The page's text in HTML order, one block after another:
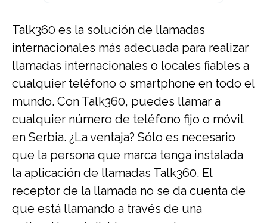
Talk360 es la solución de llamadas
internacionales más adecuada para realizar
llamadas internacionales o locales fiables a
cualquier teléfono o smartphone en todo el
mundo. Con Talk360, puedes llamar a
cualquier número de teléfono fijo o móvil
en Serbia. ¿La ventaja? Sólo es necesario
que la persona que marca tenga instalada
la aplicación de llamadas Talk360. El
receptor de la llamada no se da cuenta de
que está llamando a través de una